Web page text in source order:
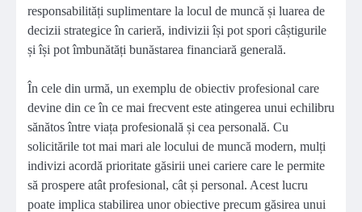
responsabilități suplimentare la locul de muncă și luarea de
decizii strategice în carieră, indivizii își pot spori câștigurile
și își pot îmbunătăți bunăstarea financiară generală.
În cele din urmă, un exemplu de obiectiv profesional care
devine din ce în ce mai frecvent este atingerea unui echilibru
sănătos între viața profesională și cea personală. Cu
solicitările tot mai mari ale locului de muncă modern, mulți
indivizi acordă prioritate găsirii unei cariere care le permite
să prospere atât profesional, cât și personal. Acest lucru
poate implica stabilirea unor obiective precum găsirea unui